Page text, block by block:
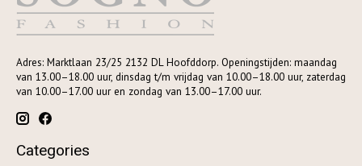
Adres: Marktlaan 23/25 2132 DL Hoofddorp. Openingstijden: maandag
van 13.00–18.00 uur, dinsdag t/m vrijdag van 10.00–18.00 uur, zaterdag
van 10.00–17.00 uur en zondag van 13.00–17.00 uur.
Categories